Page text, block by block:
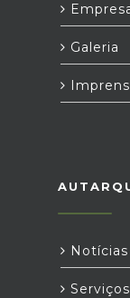
Galeria
Notícias
Serviços